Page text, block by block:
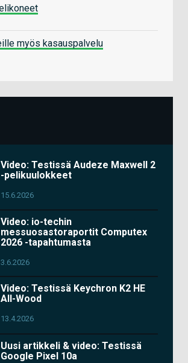
myös kasauspalvelu
Video: Testissä Audeze Maxwell 2
-pelikuulokkeet
15.6.2026
Video: io-techin
messuosastoraportit Computex
2026 -tapahtumasta
3.6.2026
Video: Testissä Keychron K2 HE
All-Wood
13.4.2026
Uusi artikkeli & video: Testissä
Google Pixel 10a